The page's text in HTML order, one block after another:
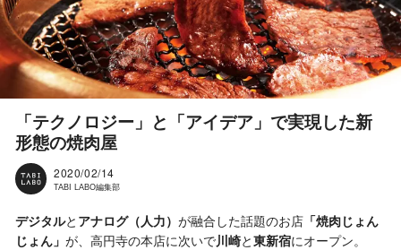
「テクノロジー」と「アイデア」で実現した新
形態の焼肉屋
2020/02/14
TABI LABO編集部
デジタルと アナログ（人力） が融合した話題のお店 「焼肉じょん
じょん」 が、高円寺の本店に次いで川崎と東新宿にオープン。